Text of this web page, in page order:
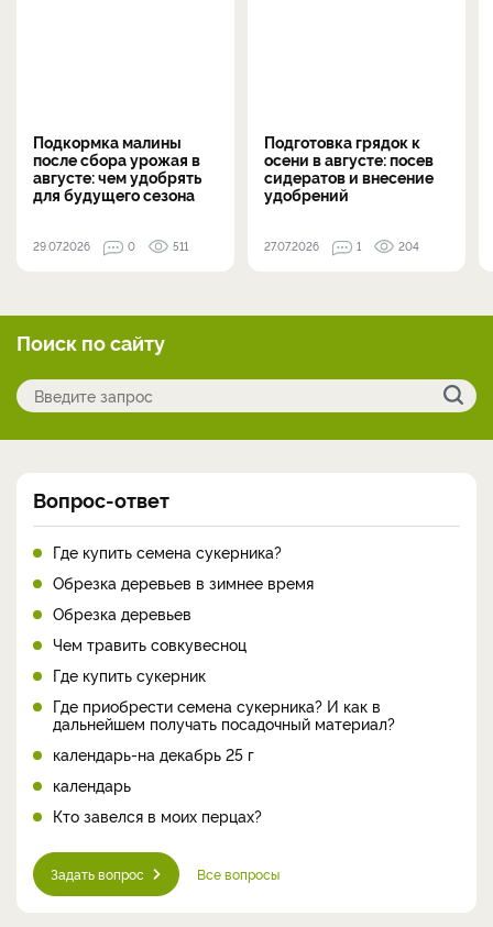
Подкормка малины
после сбора урожая в
августе: чем удобрять
для будущего сезона
29.07.2026 0 511
Подготовка грядок к
осени в августе: посев
сидератов и внесение
удобрений
27.07.2026 1 204
Поиск по сайту
Вопрос-ответ
Где купить семена сукерника?
Обрезка деревьев в зимнее время
Обрезка деревьев
Чем травить совкувесноц
Где купить сукерник
Где приобрести семена сукерника? И как в
дальнейшем получать посадочный материал?
календарь-на декабрь 25 г
календарь
Кто завелся в моих перцах?
Задать вопрос Все вопросы